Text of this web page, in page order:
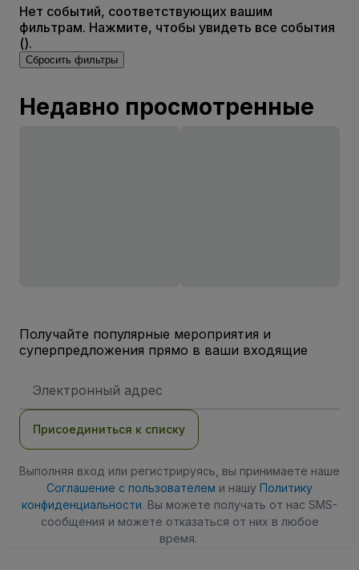
Нет событий, соответствующих вашим
фильтрам. Нажмите, чтобы увидеть все события
().
Сбросить фильтры
Недавно просмотренные
Получайте популярные мероприятия и
суперпредложения прямо в ваши входящие
электронной
Присоединиться к списку
Выполняя вход или регистрируясь, вы принимаете наше
Соглашение с пользователем и нашу Политику
конфиденциальности. Вы можете получать от нас SMS-
сообщения и можете отказаться от них в любое
время.